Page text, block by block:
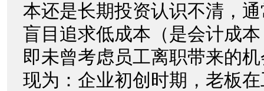
本还是长期投资认识不清，
盲目追求低成本（是会计成
即未曾考虑员工离职带来的
现为：企业初创时期，老板